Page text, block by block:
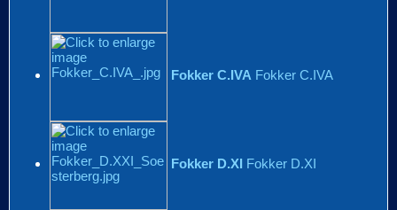
Fokker C.IVA Fokker C.IVA
Fokker D.XI Fokker D.XI